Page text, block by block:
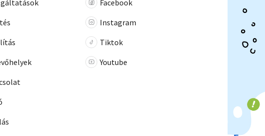
Facebook
Instagram
Tiktok
Youtube